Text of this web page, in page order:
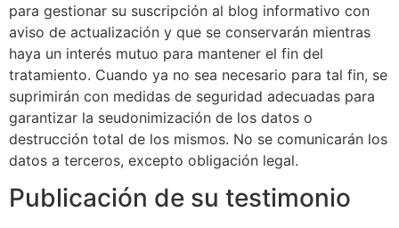
para gestionar su suscripción al blog informativo con
aviso de actualización y que se conservarán mientras
haya un interés mutuo para mantener el fin del
tratamiento. Cuando ya no sea necesario para tal fin, se
suprimirán con medidas de seguridad adecuadas para
garantizar la seudonimización de los datos o
destrucción total de los mismos. No se comunicarán los
datos a terceros, excepto obligación legal.
Publicación de su testimonio